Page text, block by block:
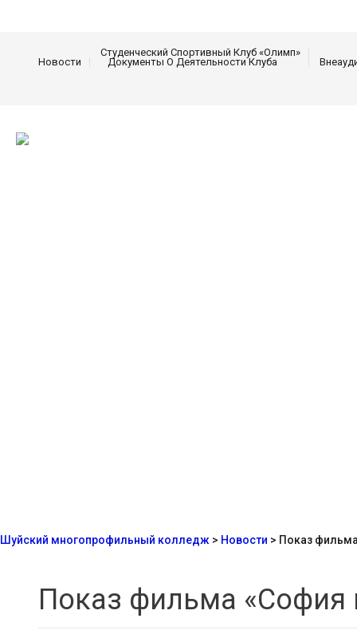
Новости
Студенческий Спортивный Клуб «Олимп»
Документы О Деятельности Клуба
Шуйский многопрофильный колледж > Новости > Показ
Показ фильма